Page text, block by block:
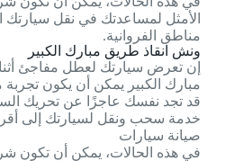
الأمثل لمساعدتك في نقل سيارتك
مناطق الفروانية.
ونش انقاذ طريق مبارك الكبير
إن تعرض سيارتك لعطل مفاجئ
مبارك الكبير يمكن أن يكون
قد تجد نفسك عاجزًا عن تحريك
خدمة سحب ونقل لسيارتك إلى
صيانة سيارات